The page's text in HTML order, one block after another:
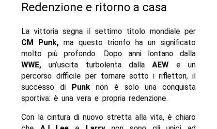
Redenzione e ritorno a casa
La vittoria segna il settimo titolo mondiale per
CM Punk,ma questo trionfo ha un significato
molto più profondo. Dopo anni lontano dalla
WWE,un’uscita turbolenta dallaAEW e un
percorso difficile per tornare sotto i riflettori, il
successo di
Punk non è solo una conquista
sportiva: è una vera e propria redenzione.
Con la cintura di nuovo stretta alla vita, è chiaro